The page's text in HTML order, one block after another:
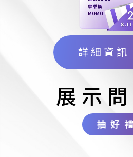
詳細資訊
展示
抽好